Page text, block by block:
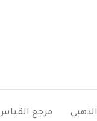
مرجع